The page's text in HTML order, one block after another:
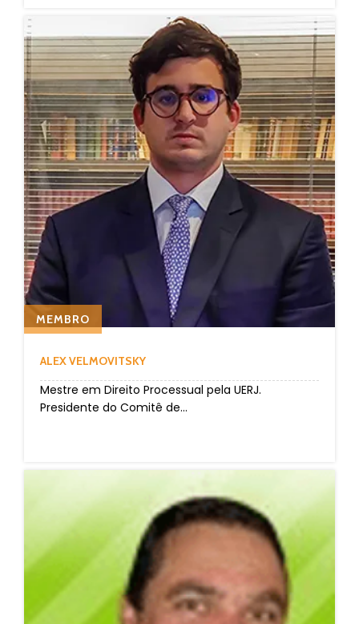
MEMBRO
ALEX VELMOVITSKY
Mestre em Direito Processual pela UERJ.
Presidente do Comitê de...